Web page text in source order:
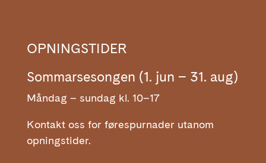
OPNINGSTIDER
Sommarsesongen (1. jun – 31. aug)
Måndag – sundag kl. 10–17
Kontakt oss for førespurnader utanom
opningstider.